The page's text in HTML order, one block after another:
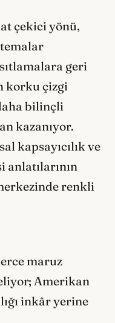
çekici yönü,
geri
korku çizgi
bilinçli
kazanıyor.
kapsayıcılık ve
renkli
maruz
Amerikan
inkâr yerine